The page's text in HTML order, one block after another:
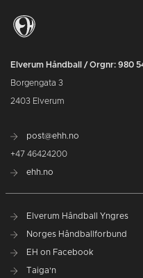
Elverum Håndball / Orgnr: 980
Borgengata 3
2403 Elverum
post@ehh.no
+47 46424200
ehh.no
Elverum Håndball Yngres
Norges Håndballforbund
EH on Facebook
Taiga'n